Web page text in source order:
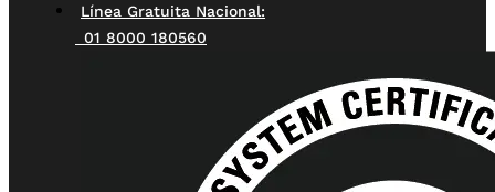
Línea Gratuita Nacional:
01 8000 180560